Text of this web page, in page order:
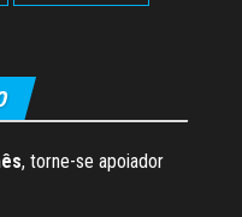
, torne-se apoiador